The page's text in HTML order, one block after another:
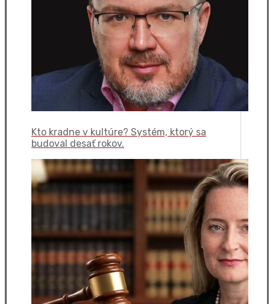
Kto kradne v kultúre? Systém, ktorý sa
budoval desať rokov.